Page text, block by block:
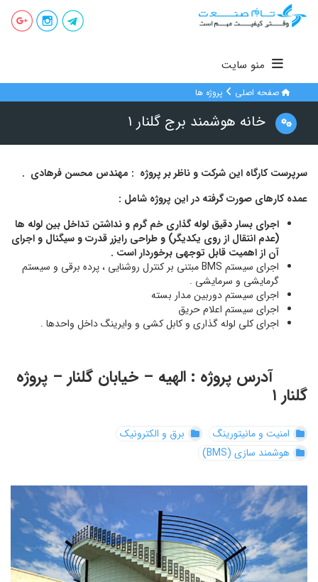
منو سایت
صفحه اصلی پروژه ها
خانه هوشمند برج گلنار ۱
سرپرست کارگاه این شرکت و ناظر بر پروژه : مهندس محسن فرهادی .
عمده کارهای صورت گرفته در این پروژه شامل :
اجرای بسار دقیق لوله گذاری خم گرم و نداشتن تداخل بین لوله ها
(عدم انتقال از روی یکدیگر) و طراحی رایزر قدرت و سیگنال و اجرای
آن از اهمیت قابل توجهی برخوردار است .
اجرای سیستم BMS مبتنی بر کنترل روشنایی ، پرده برقی و سیستم
گرمایشی و سرمایشی .
اجرای سیستم دوربین مدار بسته
اجرای سیستم اعلام حریق
اجرای کلی لوله گذاری و کابل کشی و وایرینگ داخل واحدها .
آدرس پروژه : الهیه – خیابان گلنار – پروژه
گلنار ۱
امنیت و مانیتورینگ
برق و الکترونیک
هوشمند سازی (BMS)